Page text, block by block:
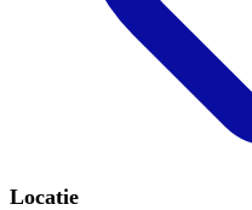
Locatie